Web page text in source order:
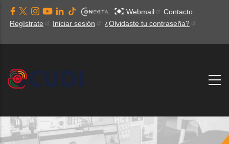
Pasar
Webmail
Contacto
Regístrate
Iniciar sesión ¿Olvidaste tu contraseña?